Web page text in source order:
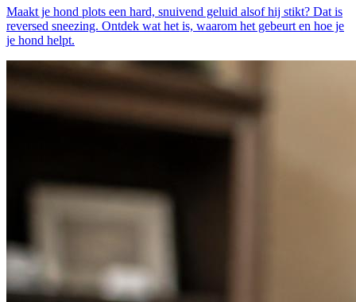
Maakt je hond plots een hard, snuivend geluid alsof hij stikt? Dat is
reversed sneezing. Ontdek wat het is, waarom het gebeurt en hoe je
je hond helpt.